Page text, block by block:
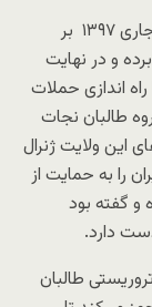
در حمله گروهی طالبان در اردیبهشت ماه سال جاری ۱۳۹۷ بر
و در نهایت
اندازی حملات
طالبان نجات
این ولایت ژنرال
را به حمایت از
و گفته بود
دارد.
طالبان